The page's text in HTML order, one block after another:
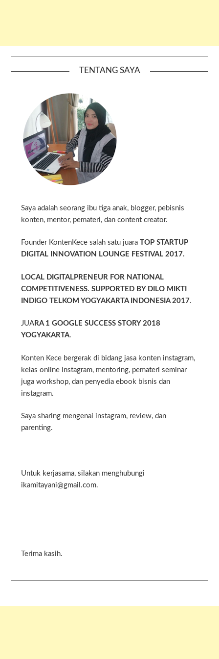
TENTANG SAYA
Saya adalah seorang ibu tiga anak, blogger, pebisnis
konten, mentor, pemateri, dan content creator.
Founder KontenKece salah satu juaraTOP STARTUP
DIGITAL INNOVATION LOUNGE FESTIVAL 2017.
LOCAL DIGITALPRENEUR FOR NATIONAL
COMPETITIVENESS. SUPPORTED BY DILO MIKTI
INDIGO TELKOM YOGYAKARTA INDONESIA 2017.
JUA RA 1 GOOGLE SUCCESS STORY 2018
YOGYAKARTA.
Konten Kece bergerak di bidang jasa konten instagram,
kelas online instagram, mentoring, pemateri seminar
juga workshop, dan penyedia ebook bisnis dan
instagram.
Saya sharing mengenai instagram, review, dan
parenting.
Untuk kerjasama, silakan menghubungi
ikamitayani@gmail.com.
Terima kasih.